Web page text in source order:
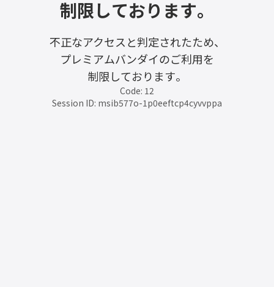
制限しております。
不正なアクセスと判定されたため、
プレミアムバンダイのご利用を
制限しております。
Code: 12
Session ID: msib577o-1p0eeftcp4cyvvppa